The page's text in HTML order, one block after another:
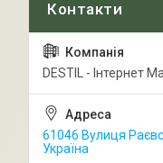
DESTIL - Інтернет
61046 Вулиця
Україна